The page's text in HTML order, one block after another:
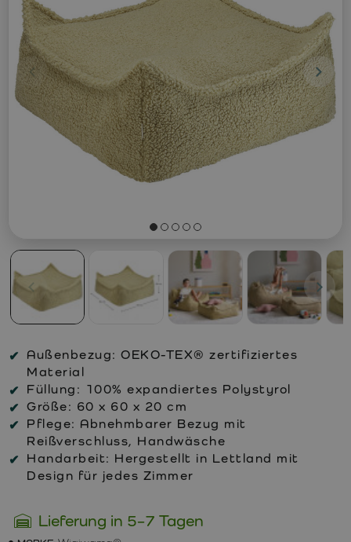
Außenbezug: OEKO-TEX® zertifiziertes
Material
Füllung: 100% expandiertes Polystyrol
Größe: 60 x 60 x 20 cm
Pflege: Abnehmbarer Bezug mit
Reißverschluss, Handwäsche
Handarbeit: Hergestellt in Lettland mit
Design für jedes Zimmer
Lieferung in 5–7 Tagen